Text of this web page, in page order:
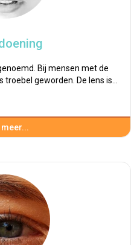
Bij mensen met de
geworden. De lens is…
meer...